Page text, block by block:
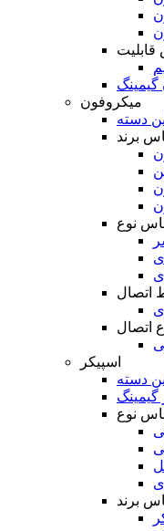
میکروفون
دسته
برند
نوع
اتصال
اتصال
اسپیکر
دسته
گیمینگ
نوع
برند